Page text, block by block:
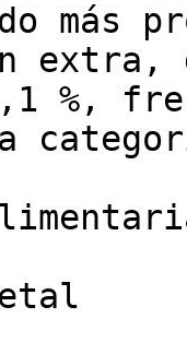
más
extra,
%,